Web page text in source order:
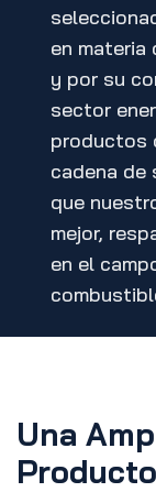
en
y por su
sector
productos
cadena de
que
mejor,
en el
Una